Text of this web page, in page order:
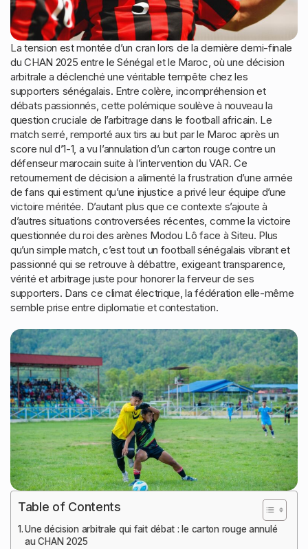
La tension est montée d’un cran lors de la dernière demi-finale
du CHAN 2025 entre le Sénégal et le Maroc, où une décision
arbitrale a déclenché une véritable tempête chez les
supporters sénégalais. Entre colère, incompréhension et
débats passionnés, cette polémique soulève à nouveau la
question cruciale de l’arbitrage dans le football africain. Le
match serré, remporté aux tirs au but par le Maroc après un
score nul d’1-1, a vu l’annulation d’un carton rouge contre un
défenseur marocain suite à l’intervention du VAR. Ce
retournement de décision a alimenté la frustration d’une armée
de fans qui estiment qu’une injustice a privé leur équipe d’une
victoire méritée. D’autant plus que ce contexte s’ajoute à
d’autres situations controversées récentes, comme la victoire
questionnée du roi des arènes Modou Lô face à Siteu. Plus
qu’un simple match, c’est tout un football sénégalais vibrant et
passionné qui se retrouve à débattre, exigeant transparence,
vérité et arbitrage juste pour honorer la ferveur de ses
supporters. Dans ce climat électrique, la fédération elle-même
semble prise entre diplomatie et contestation.
Table of Contents
Une décision arbitrale qui fait débat : le carton rouge annulé
au CHAN 2025